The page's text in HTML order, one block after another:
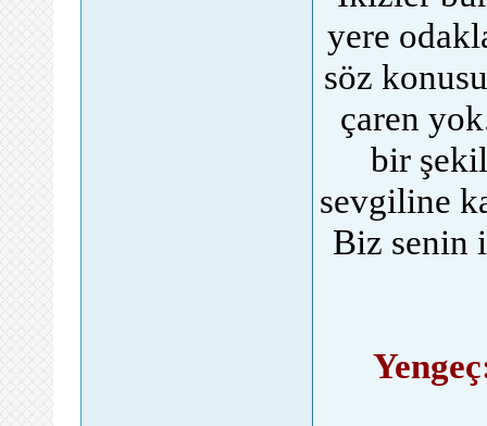
yere
söz
çaren
bir
sevgiline
Biz senin